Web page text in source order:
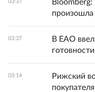
03:37
произошла
03:37
В ЕАО
03:14
Рижский
покупателя